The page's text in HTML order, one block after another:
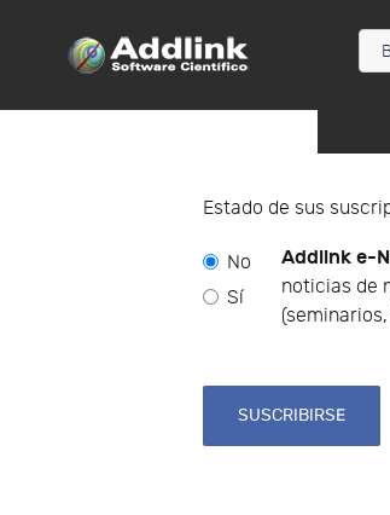
Estado de sus
No
Sí
Addlink e-
noticias de